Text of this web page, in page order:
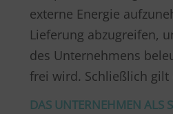
externe Energie
Lieferung abzugreifen,
des Unternehmens
frei wird. Schließlich gilt
DAS UNTERNEHMEN ALS